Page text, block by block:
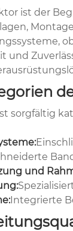
ist der
und
sorgfältig
und
Integrierte